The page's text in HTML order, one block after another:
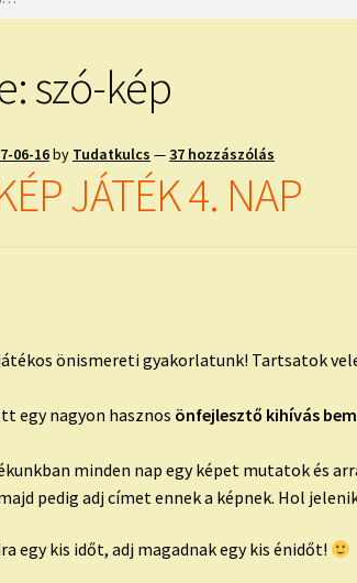
szó-kép
06-16by Tudatkulcs —37 hozzászólás
JÁTÉK 4. NAP
önismereti gyakorlatunk! Tartsatok
egy nagyon hasznos önfejlesztő kihívás
minden nap egy képet mutatok és
pedig adj címet ennek a képnek. Hol
egy kis időt, adj magadnak egy kis énidőt!